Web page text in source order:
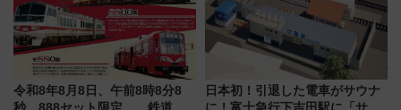
令和8年8月8日、午前8時8分8
日本初！引退した電車がサウナ